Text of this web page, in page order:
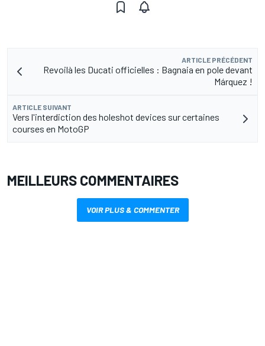
ARTICLE PRÉCÉDENT
Revoilà les Ducati officielles : Bagnaia en pole devant
Márquez !
ARTICLE SUIVANT
Vers l'interdiction des holeshot devices sur certaines
courses en MotoGP
MEILLEURS COMMENTAIRES
VOIR PLUS & COMMENTER